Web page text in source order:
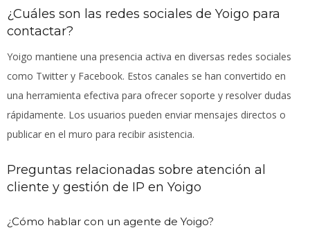
¿Cuáles son las redes sociales de Yoigo para
contactar?
Yoigo mantiene una presencia activa en diversas redes sociales
como Twitter y Facebook. Estos canales se han convertido en
una herramienta efectiva para ofrecer soporte y resolver dudas
rápidamente. Los usuarios pueden enviar mensajes directos o
publicar en el muro para recibir asistencia.
Preguntas relacionadas sobre atención al
cliente y gestión de IP en Yoigo
¿Cómo hablar con un agente de Yoigo?